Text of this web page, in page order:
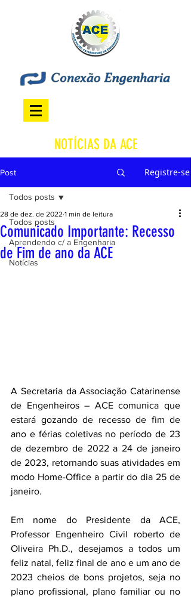
NOTÍCIAS DA ACE
Post Registre-se
Todos posts
Aprendendo c/ a Engenharia
Notícias
Todos posts
Comunicado Importante: Recesso
de Fim de ano da ACE
28 de dez. de 2022 1 min de leitura
A Secretaria da Associação Catarinense
de Engenheiros – ACE comunica que
estará gozando de recesso de fim de
ano e férias coletivas no período de 23
de dezembro de 2022 a 24 de janeiro
de 2023, retornando suas atividades em
modo Home-Office a partir do dia 25 de
janeiro.
Em nome do Presidente da ACE,
Professor Engenheiro Civil roberto de
Oliveira Ph.D., desejamos a todos um
feliz natal, feliz final de ano e um ano de
2023 cheios de bons projetos, seja no
plano profissional, plano familiar ou no